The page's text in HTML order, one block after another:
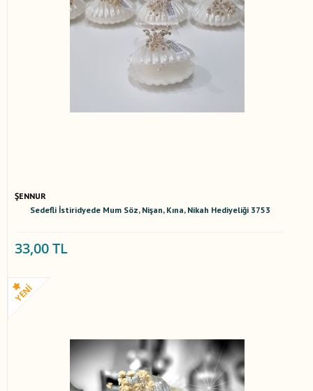
ŞENNUR
Sedefli İstiridyede Mum Söz, Nişan, Kına, Nikah Hediyeliği 3753
33,00 TL